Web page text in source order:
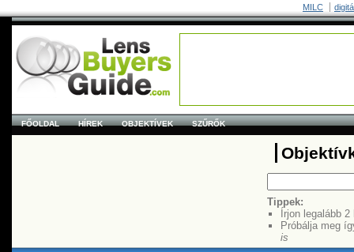
MILC
FŐOLDAL HÍREK OBJEKTÍVEK SZŰRŐK
Tippek:
Írjon legalább
Próbálja meg
is